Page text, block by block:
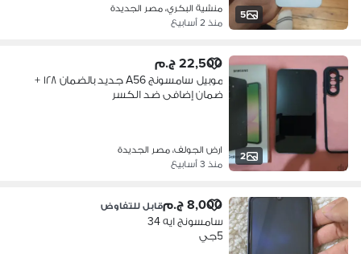
5
منشية البكري، مصر الجديدة
منذ 2 أسابيع
2
22,500 ج.م
موبيل سامسونج A56 جديد بالضمان ١٢٨ +
ضمان إضافى ضد الكسر
ارض الجولف، مصر الجديدة
منذ 3 أسابيع
8,000 ج.م قابل للتفاوض
سامسونج ايه 34
5جي